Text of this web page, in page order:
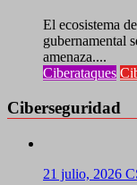
El ecosistema
gubernamental
amenaza....
Ciberataques
Ciberseguridad
21 julio, 2026